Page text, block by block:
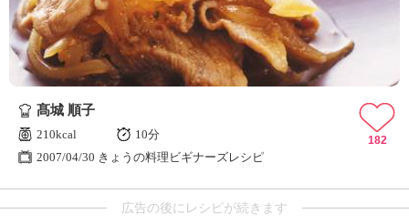
髙城 順子
210kcal
10分
2007/04/30 きょうの料理ビギナーズレシピ
182
広告の後にレシピが続きます